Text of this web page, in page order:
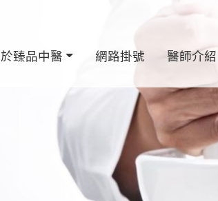
臻品中醫 網路掛號 醫師介紹